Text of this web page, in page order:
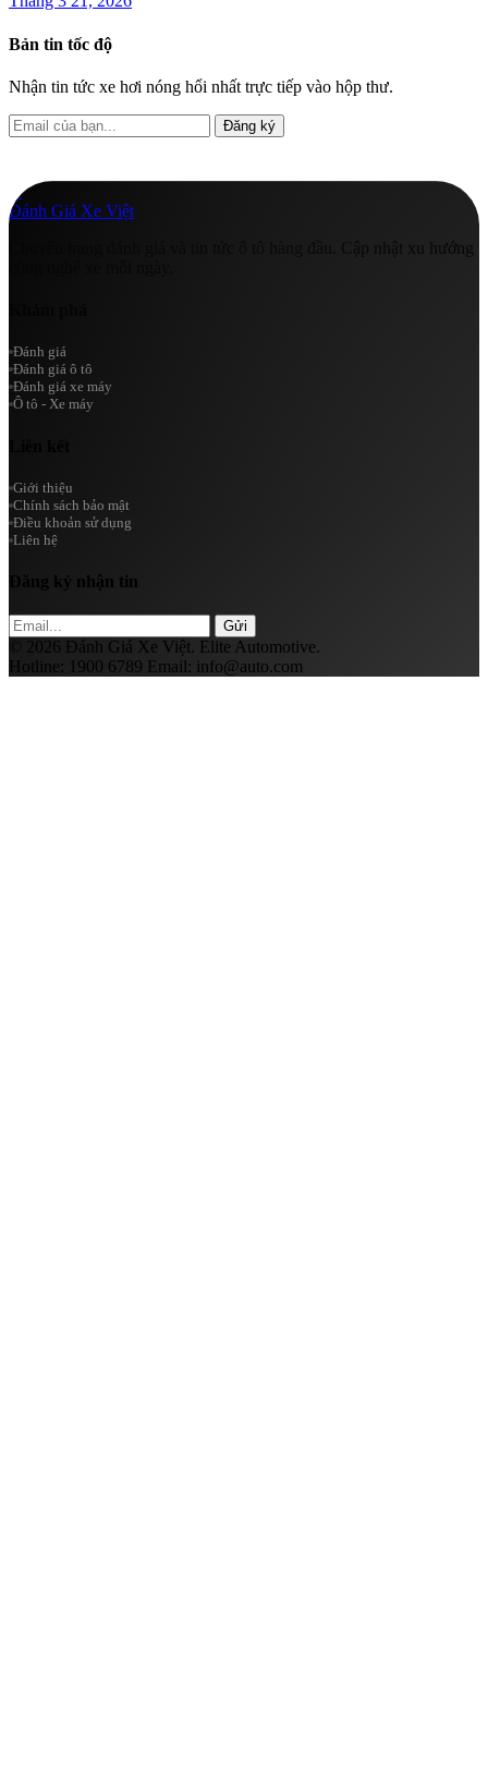
Bản tin tốc độ
Nhận tin tức xe hơi nóng hổi nhất trực tiếp vào hộp thư.
Đăng ký
A
Đánh Giá Xe Việt
Chuyên trang đánh giá và tin tức ô tô hàng đầu. Cập nhật xu hướng
Đánh giá
Đánh giá ô tô
Đánh giá xe máy
Ô tô - Xe máy
Giới thiệu
Chính sách bảo mật
Điều khoản sử dụng
Liên hệ
Đăng ký nhận tin
Gửi
© 2026 Đánh Giá Xe Việt. Elite Automotive.
Hotline: 1900 6789 Email: info@auto.com